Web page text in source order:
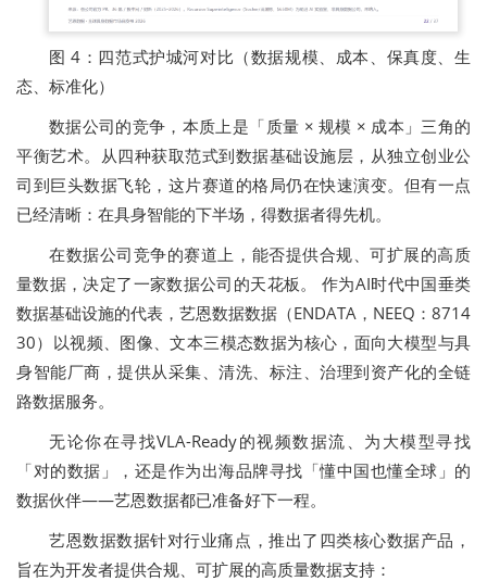
图 4：四范式护城河对比（数据规模、成本、保真度、生
态、标准化）
数据公司的竞争，本质上是「质量 × 规模 × 成本」三角的
平衡艺术。从四种获取范式到数据基础设施层，从独立创业公
司到巨头数据飞轮，这片赛道的格局仍在快速演变。但有一点
已经清晰：在具身智能的下半场，得数据者得先机。
在数据公司竞争的赛道上，能否提供合规、可扩展的高质
量数据，决定了一家数据公司的天花板。 作为AI时代中国垂类
数据基础设施的代表，艺恩数据数据（ENDATA，NEEQ：8714
30）以视频、图像、文本三模态数据为核心，面向大模型与具
身智能厂商，提供从采集、清洗、标注、治理到资产化的全链
路数据服务。
无论你在寻找VLA-Ready的视频数据流、为大模型寻找
「对的数据」，还是作为出海品牌寻找「懂中国也懂全球」的
数据伙伴——艺恩数据都已准备好下一程。
艺恩数据数据针对行业痛点，推出了四类核心数据产品，
旨在为开发者提供合规、可扩展的高质量数据支持：